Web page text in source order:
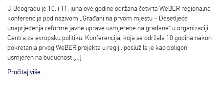
U Beogradu je 10. i 11. juna ove godine održana četvrta WeBER regionalna
konferencija pod nazivom „Građani na prvom mjestu – Desetljeće
unaprjeđenja reforme javne uprave usmjerene na građane“ u organizaciji
Centra za evropsku politiku. Konferencija, koja se održala 10 godina nakon
pokretanja prvog WeBER projekta u regiji, poslužila je kao poligon
usmjeren na budućnost […]
Pročitaj više...